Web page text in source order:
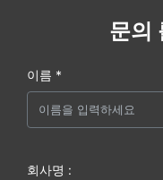
문의
이름 *
회사명 :